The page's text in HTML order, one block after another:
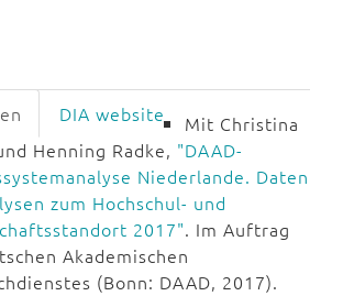
DIA website
Mit Christina
Henning Radke, "DAAD-
Niederlande. Daten
zum Hochschul- und
2017". Im Auftrag
Akademischen
(Bonn: DAAD, 2017).